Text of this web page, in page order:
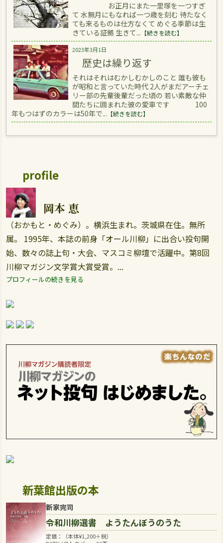
お正月にまた一里塚を一つすぎ
て 水無月にもなれば一つ歳を刻む 待たなく
ても来るものは仕方なくて めぐる季節は生
きている証拠 生きて... 【続きを読む】
2023年3月1日
歴史は繰り返す
それはそれはむかしむかしのこと 誰も彼も
が昭和と言っていた時代 2人がまだアーチェ
リー部の先輩後輩だった頃の 若い素敵な仲
間たちに囲まれた彼の愛車です 100
年もつはずのカラーは50年で... 【続きを読む】
profile
岡本 恵
（おかもと・めぐみ）。横浜生まれ。茨城県在住。無所
属。 1995年、本誌の前身「オール川柳」に出合い投句開
始、数々の誌上句・大会、マスコミ柳壇で活躍中。第8回
川柳マガジン文学賞大賞受賞。...
プロフィールの続きを見る
新葉館出版の本
新家完司
令和川柳選書 ようたんぼうのうた
定価：（本体¥1,200＋税）